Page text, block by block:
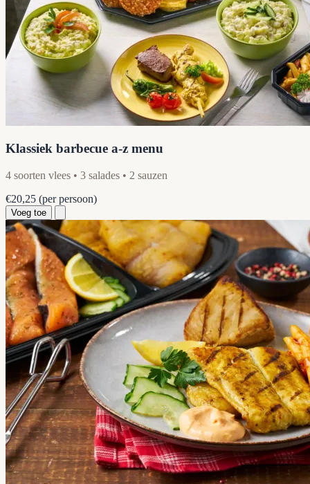
Klassiek barbecue a-z menu
4 soorten vlees • 3 salades • 2 sauzen
€20,25 (per persoon)
Voeg toe